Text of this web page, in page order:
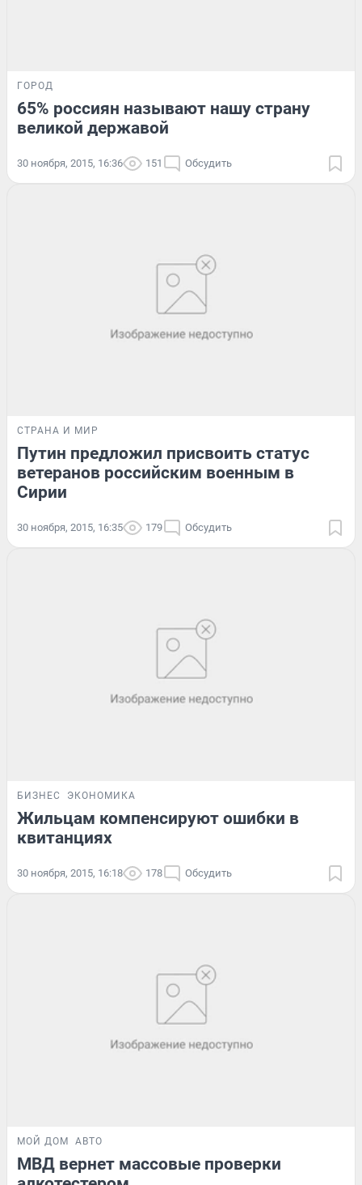
ГОРОД
65% россиян называют нашу страну
великой державой
30 ноября, 2015, 16:36 151 Обсудить
СТРАНА И МИР
Путин предложил присвоить статус
ветеранов российским военным в
Сирии
30 ноября, 2015, 16:35 179 Обсудить
БИЗНЕС ЭКОНОМИКА
Жильцам компенсируют ошибки в
квитанциях
30 ноября, 2015, 16:18 178 Обсудить
МОЙ ДОМ АВТО
МВД вернет массовые проверки